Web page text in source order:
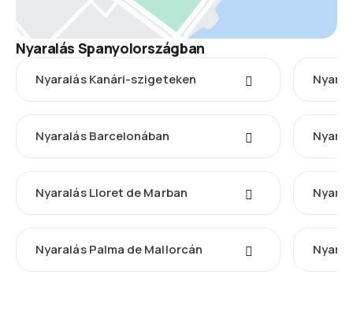
Nyaralás Spanyolországban
Nyaralás Kanári-szigeteken
Nyaralás Barcelonában
Nyaralás Lloret de Marban
Nyaralás Palma de Mallorcán